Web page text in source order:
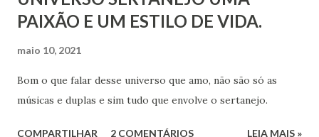
PAIXÃO E UM ESTILO DE VIDA.
maio 10, 2021
Bom o que falar desse universo que amo, não são só as
músicas e duplas e sim tudo que envolve o sertanejo.
COMPARTILHAR 2 COMENTÁRIOS LEIA MAIS »